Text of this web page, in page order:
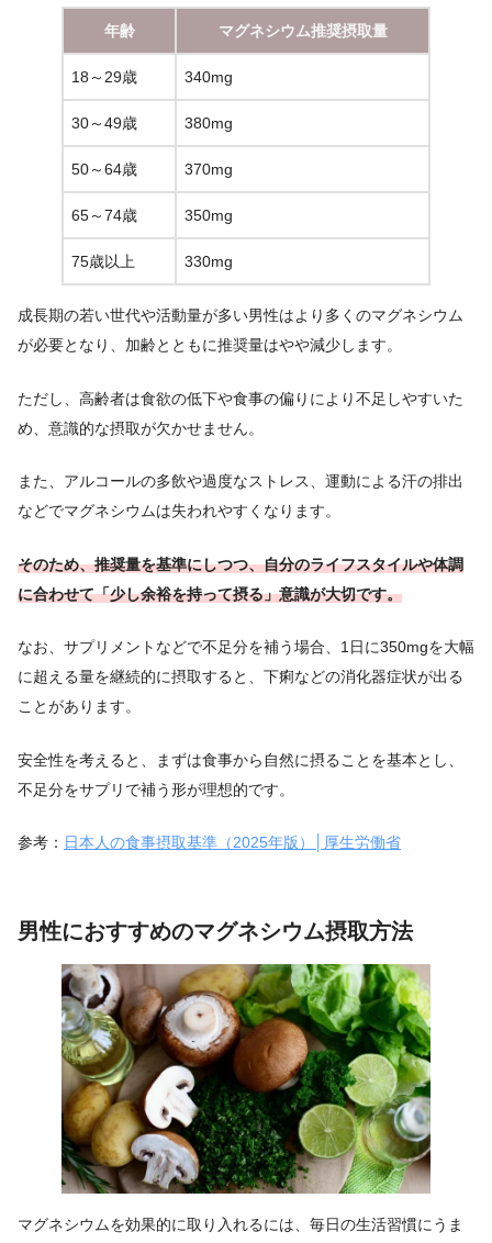
年齢 マグネシウム推奨摂取量
18～29歳 340mg
30～49歳 380mg
50～64歳 370mg
65～74歳 350mg
75歳以上 330mg
成長期の若い世代や活動量が多い男性はより多くのマグネシウム
が必要となり、加齢とともに推奨量はやや減少します。
ただし、高齢者は食欲の低下や食事の偏りにより不足しやすいた
め、意識的な摂取が欠かせません。
また、アルコールの多飲や過度なストレス、運動による汗の排出
などでマグネシウムは失われやすくなります。
そのため、推奨量を基準にしつつ、自分のライフスタイルや体調
に合わせて「少し余裕を持って摂る」意識が大切です。
なお、サプリメントなどで不足分を補う場合、1日に350mgを大幅
に超える量を継続的に摂取すると、下痢などの消化器症状が出る
ことがあります。
安全性を考えると、まずは食事から自然に摂ることを基本とし、
不足分をサプリで補う形が理想的です。
参考： 日本人の食事摂取基準（2025年版）│厚生労働省
男性におすすめのマグネシウム摂取方法
マグネシウムを効果的に取り入れるには、毎日の生活習慣にうま